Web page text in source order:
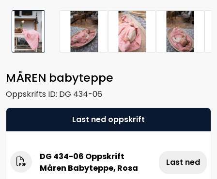
MÅREN babyteppe
Oppskrifts ID: DG 434-06
Last ned oppskrift
DG 434-06 Oppskrift
Måren Babyteppe, Rosa
Last ned